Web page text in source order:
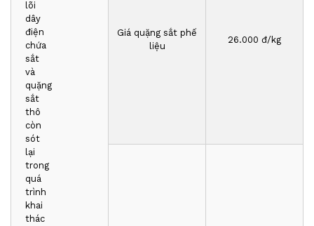
lõi
dây
điện
chứa
sắt
và
quặng
sắt
thô
còn
sót
lại
trong
quá
trình
khai
thác
Giá quặng sắt phế
liệu
26.000 đ/kg